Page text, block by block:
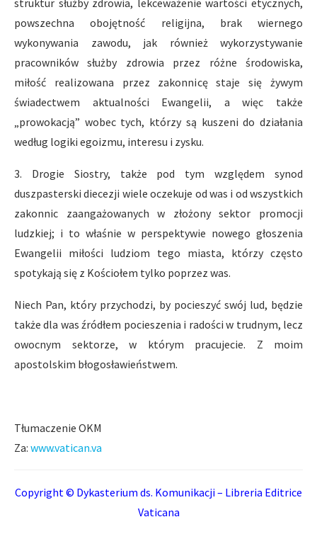
struktur służby zdrowia, lekceważenie wartości etycznych,
powszechna obojętność religijna, brak wiernego
wykonywania zawodu, jak również wykorzystywanie
pracowników służby zdrowia przez różne środowiska,
miłość realizowana przez zakonnicę staje się żywym
świadectwem aktualności Ewangelii, a więc także
„prowokacją” wobec tych, którzy są kuszeni do działania
według logiki egoizmu, interesu i zysku.
3. Drogie Siostry, także pod tym względem synod
duszpasterski diecezji wiele oczekuje od was i od wszystkich
zakonnic zaangażowanych w złożony sektor promocji
ludzkiej; i to właśnie w perspektywie nowego głoszenia
Ewangelii miłości ludziom tego miasta, którzy często
spotykają się z Kościołem tylko poprzez was.
Niech Pan, który przychodzi, by pocieszyć swój lud, będzie
także dla was źródłem pocieszenia i radości w trudnym, lecz
owocnym sektorze, w którym pracujecie. Z moim
apostolskim błogosławieństwem.
Tłumaczenie OKM
Za: www.vatican.va
Copyright © Dykasterium ds. Komunikacji – Libreria Editrice
Vaticana